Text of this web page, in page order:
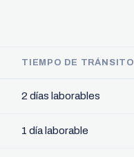
TIEMPO DE TRÁNSITO
2 días laborables
1 día laborable